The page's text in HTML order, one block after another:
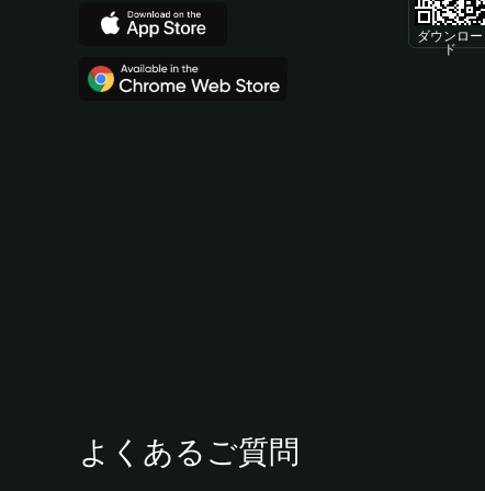
ダウンロー
ド
よくあるご質問